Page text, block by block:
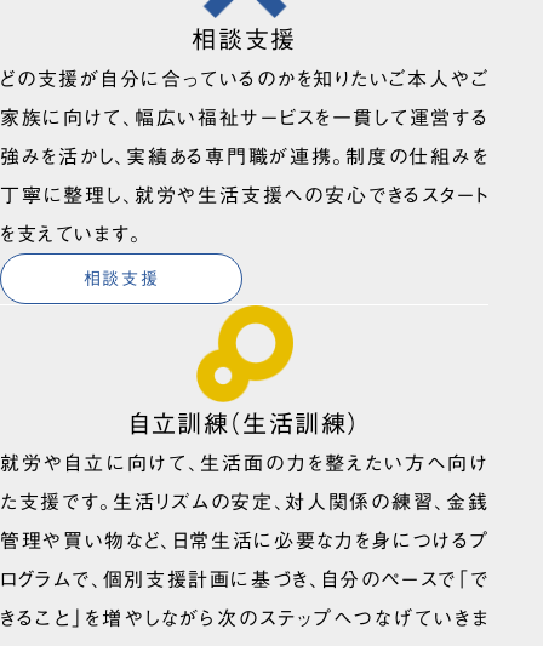
相談支援
どの支援が自分に合っているのかを知りたいご本人やご
家族に向けて、幅広い福祉サービスを一貫して運営する
強みを活かし、実績ある専門職が連携。制度の仕組みを
丁寧に整理し、就労や生活支援への安心できるスタート
を支えています。
相談支援
自立訓練（生活訓練）
就労や自立に向けて、生活面の力を整えたい方へ向け
た支援です。生活リズムの安定、対人関係の練習、金銭
管理や買い物など、日常生活に必要な力を身につけるプ
ログラムで、個別支援計画に基づき、自分のペースで「で
きること」を増やしながら次のステップへつなげていきま